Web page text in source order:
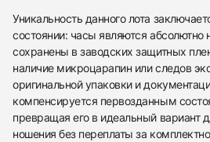
Уникальность данного лота
состоянии: часы являются
сохранены в заводских защитных
наличие микроцарапин или следов
оригинальной упаковки и
компенсируется первозданным
превращая его в идеальный вариант
ношения без переплаты за
Заказать эти часы
Оставьте ваши контактные
с вами
Franck Muller
Трейд-ин часов
Оставьте ваши контактные
с вами
Franck Muller
Master Square
Новые